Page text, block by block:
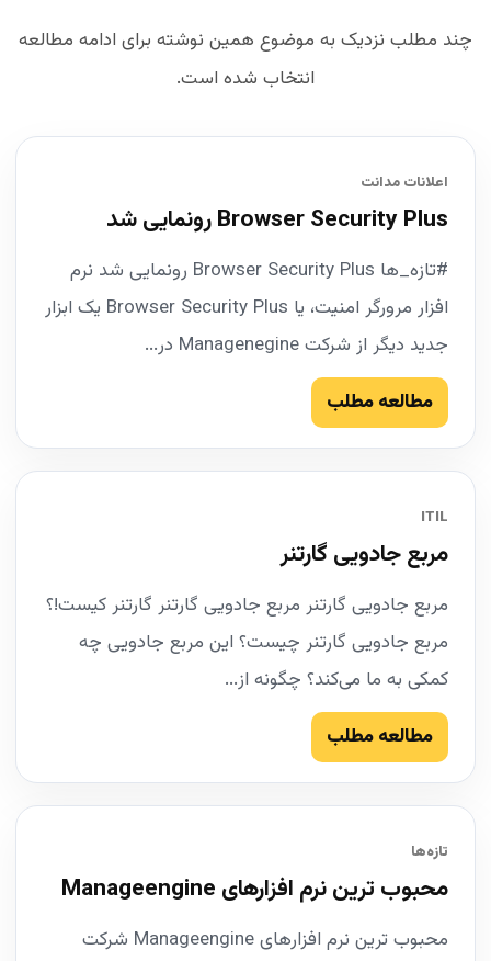
چند مطلب نزدیک به موضوع همین نوشته برای ادامه مطالعه
انتخاب شده است.
اعلانات مدانت
Browser Security Plus رونمایی شد
#تازه_ها Browser Security Plus رونمایی شد نرم
افزار مرورگر امنیت، یا Browser Security Plus یک ابزار
جدید دیگر از شرکت Managenegine در...
مطالعه مطلب
ITIL
مربع جادویی گارتنر
مربع جادویی گارتنر مربع جادویی گارتنر گارتنر کیست!؟
مربع جادویی گارتنر چیست؟ این مربع جادویی چه
کمکی به ما می‌کند؟ چگونه از...
مطالعه مطلب
تازه‌ها
محبوب ترین نرم افزارهای Manageengine
محبوب ترین نرم افزارهای Manageengine شرکت